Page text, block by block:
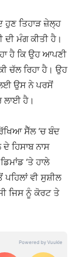
ਹੁਣ ਤਿਹਾੜ ਜ਼ੇਲ੍ਹ
ਦੀ ਮੰਗ ਕੀਤੀ ਹੈ।
ਹੈ ਕਿ ਉਹ ਆਪਣੀ
ਚੱਲ ਰਿਹਾ ਹੈ। ਉਹ
ਉਸ ਨੇ ਪਰਸੋਂ
ਲਾਈ ਹੈ।
ਸੈੱਲ ‘ਚ ਬੰਦ
ਹਿਸਾਬ ਨਾਸ
‘ਤੇ ਹਾਲੇ
ਵੀ ਸੁਸ਼ੀਲ
ਜਿਸ ਨੂੰ ਕੋਰਟ ਤੇ